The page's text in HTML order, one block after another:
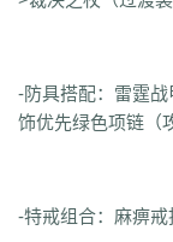
-防具搭配：雷霆
饰优先绿色项链（
-特戒组合：麻痹戒